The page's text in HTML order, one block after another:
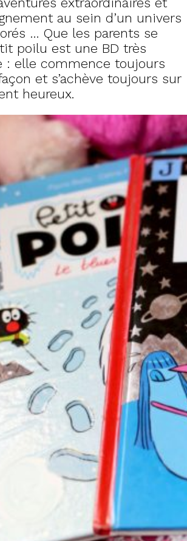
au sein d’un univers
… Que les parents se
poilu est une BD très
: elle commence toujours
et s’achève toujours sur
heureux.